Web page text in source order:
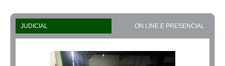
JUDICIAL ON LINE E PRESENCIAL